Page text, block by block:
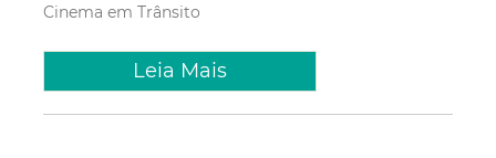
Cinema em Trânsito
Leia Mais